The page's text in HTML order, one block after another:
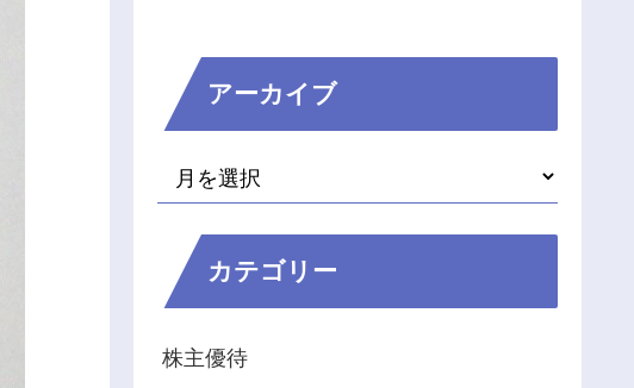
アーカイブ
カテゴリー
株主優待